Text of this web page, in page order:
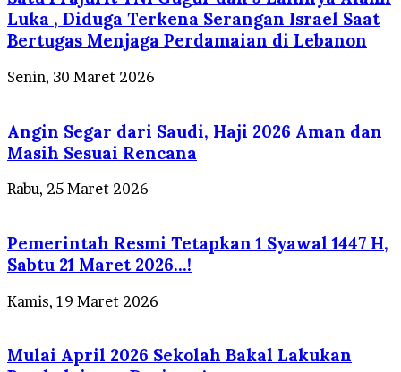
Luka , Diduga Terkena Serangan Israel Saat
Bertugas Menjaga Perdamaian di Lebanon
Senin, 30 Maret 2026
Angin Segar dari Saudi, Haji 2026 Aman dan
Masih Sesuai Rencana
Rabu, 25 Maret 2026
Pemerintah Resmi Tetapkan 1 Syawal 1447 H,
Sabtu 21 Maret 2026…!
Kamis, 19 Maret 2026
Mulai April 2026 Sekolah Bakal Lakukan